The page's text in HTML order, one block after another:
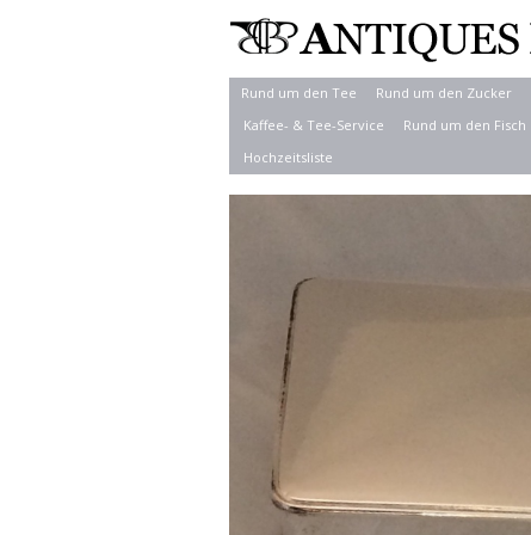
Rund um den Tee Rund um den Zucker
Kaffee- & Tee-Service
Rund um den Fisch
Hochzeitsliste